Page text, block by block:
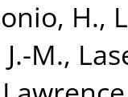
H.,
M.,